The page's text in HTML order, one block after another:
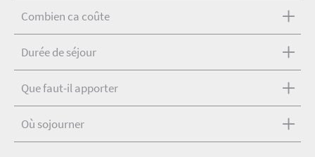
Combien ca coûte
Durée de séjour
Que faut-il apporter
Où sojourner